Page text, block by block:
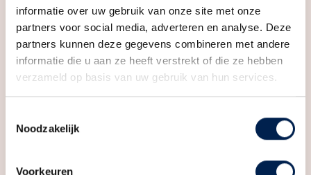
informatie over uw gebruik van onze site met onze
partners voor social media, adverteren en analyse. Deze
partners kunnen deze gegevens combineren met andere
informatie die u aan ze heeft verstrekt of die ze hebben
verzameld op basis van uw gebruik van hun services.
Noodzakelijk
Voorkeuren
De omgeving
Op korte afstand van de locatie liggen veel
belangrijke voorzieningen. Het centrum van Houten,
met zijn rijke geschiedenis en bruisende handelsgeest,
Een perfecte uitvalsbasis voor zowel de actieve
gemakken en een hoogwaardige leefomgeving.
Gebouwgebonden Buitenruimte
3 m²
Inhoud
90 m³
Indeling
Aantal badkamers
Inloopdouche, wastafel
Media